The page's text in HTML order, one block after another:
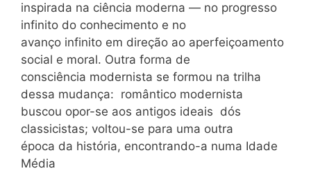
inspirada na ciência moderna — no progresso
infinito do conhecimento e no
avanço infinito em direção ao aperfeiçoamento
social e moral. Outra forma de
consciência modernista se formou na trilha
dessa mudança: romântico modernista
buscou opor-se aos antigos ideais dós
classicistas; voltou-se para uma outra
época da história, encontrando-a numa Idade
Média